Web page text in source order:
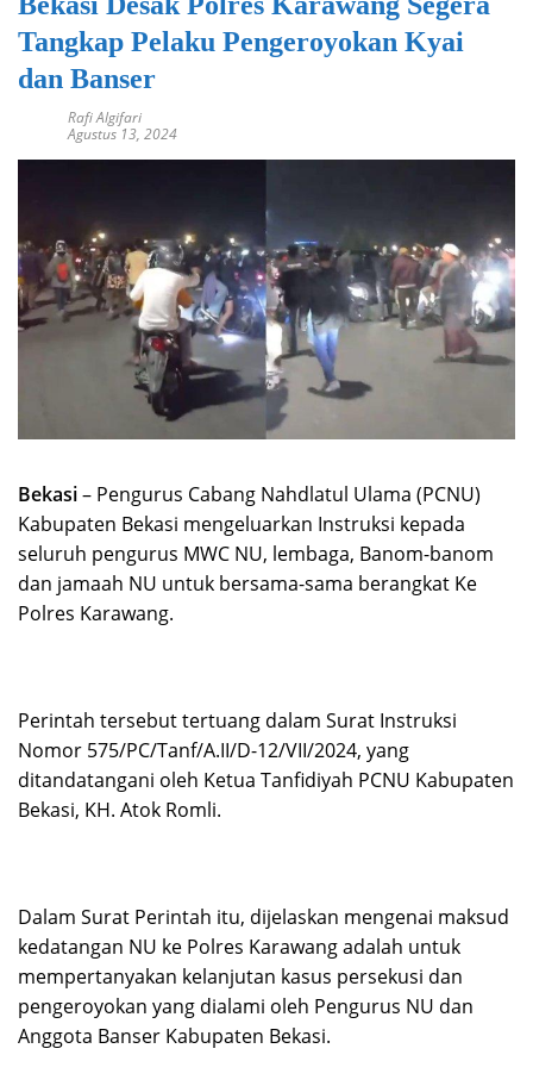
Tangkap Pelaku Pengeroyokan Kyai
dan Banser
Rafi Algifari
Agustus 13, 2024
Bekasi– Pengurus Cabang Nahdlatul Ulama (PCNU)
Kabupaten Bekasi mengeluarkan Instruksi kepada
seluruh pengurus MWC NU, lembaga, Banom-banom
dan jamaah NU untuk bersama-sama berangkat Ke
Polres Karawang.
Perintah tersebut tertuang dalam Surat Instruksi
Nomor 575/PC/Tanf/A.II/D-12/VII/2024, yang
ditandatangani oleh Ketua Tanfidiyah PCNU Kabupaten
Bekasi, KH. Atok Romli.
Dalam Surat Perintah itu, dijelaskan mengenai maksud
kedatangan NU ke Polres Karawang adalah untuk
mempertanyakan kelanjutan kasus persekusi dan
pengeroyokan yang dialami oleh Pengurus NU dan
Anggota Banser Kabupaten Bekasi.